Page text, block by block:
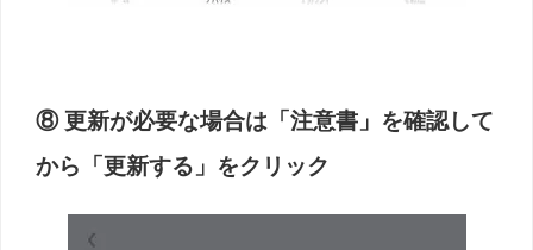
⑧ 更新が必要な場合は「注意書」を確認して
から「更新する」をクリック